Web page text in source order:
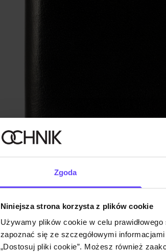
Zgoda
Niniejsza strona korzysta z plików cookie
Używamy plików cookie w celu
zapoznać się ze szczegółowymi
„Dostosuj pliki cookie”. Możesz również